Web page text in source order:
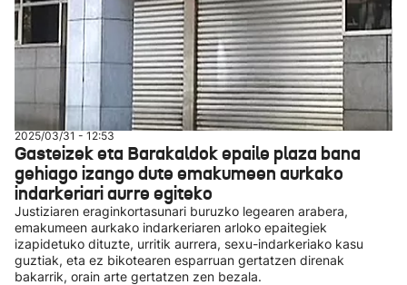
2025/03/31 - 12:53
Gasteizek eta Barakaldok epaile plaza bana
gehiago izango dute emakumeen aurkako
indarkeriari aurre egiteko
Justiziaren eraginkortasunari buruzko legearen arabera,
emakumeen aurkako indarkeriaren arloko epaitegiek
izapidetuko dituzte, urritik aurrera, sexu-indarkeriako kasu
guztiak, eta ez bikotearen esparruan gertatzen direnak
bakarrik, orain arte gertatzen zen bezala.